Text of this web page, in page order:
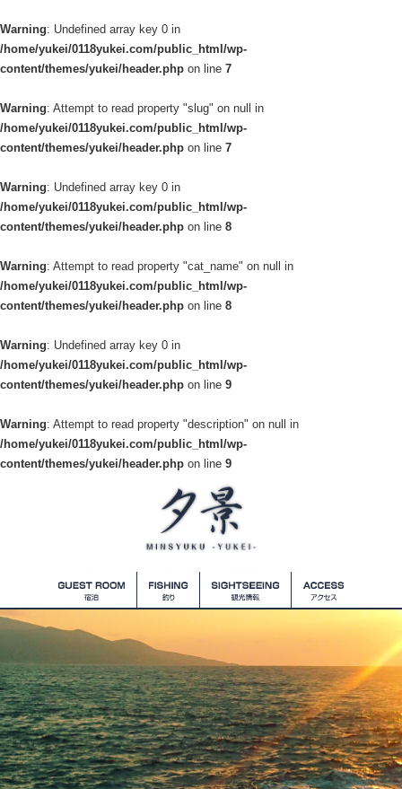
Warning: Undefined array key 0 in
/home/yukei/0118yukei.com/public_html/wp-
content/themes/yukei/header.php on line 7
Warning: Attempt to read property "slug" on null in
/home/yukei/0118yukei.com/public_html/wp-
content/themes/yukei/header.php on line 7
Warning: Undefined array key 0 in
/home/yukei/0118yukei.com/public_html/wp-
content/themes/yukei/header.php on line 8
Warning: Attempt to read property "cat_name" on null in
/home/yukei/0118yukei.com/public_html/wp-
content/themes/yukei/header.php on line 8
Warning: Undefined array key 0 in
/home/yukei/0118yukei.com/public_html/wp-
content/themes/yukei/header.php on line 9
Warning: Attempt to read property "description" on null in
/home/yukei/0118yukei.com/public_html/wp-
content/themes/yukei/header.php on line 9